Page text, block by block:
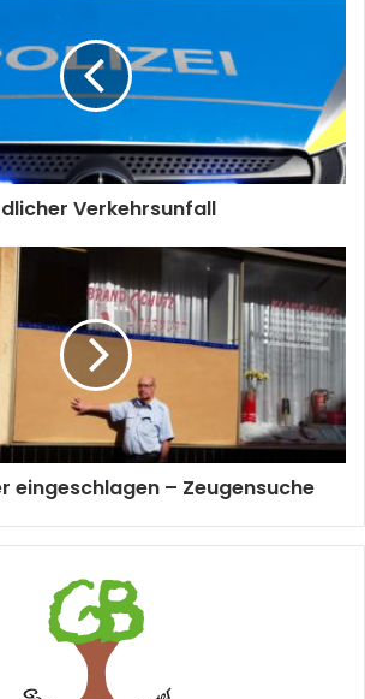
Verkehrsunfall
eingeschlagen – Zeugensuche